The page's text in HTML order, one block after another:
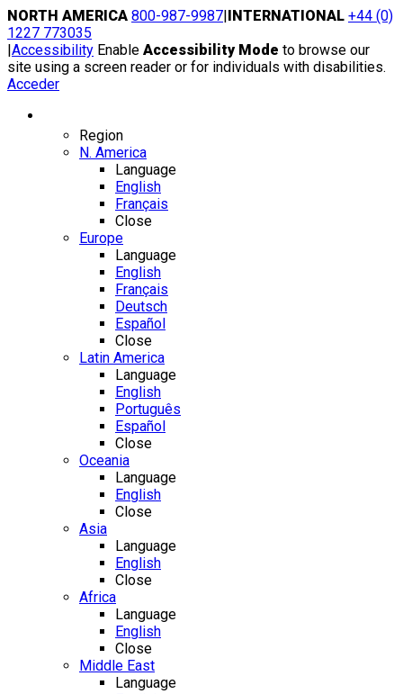
Skip
to
content
NORTH AMERICA 800-987-9987|INTERNATIONAL +44 (0)
1227 773035
|Accessibility Enable Accessibility Mode to browse our
site using a screen reader or for individuals with disabilities.
Acceder
Region
N. America
Language
English
Français
Close
Europe
Language
English
Français
Deutsch
Español
Close
Latin America
Language
English
Português
Español
Close
Oceania
Language
English
Close
Asia
Language
English
Close
Africa
Language
English
Close
Middle East
Language